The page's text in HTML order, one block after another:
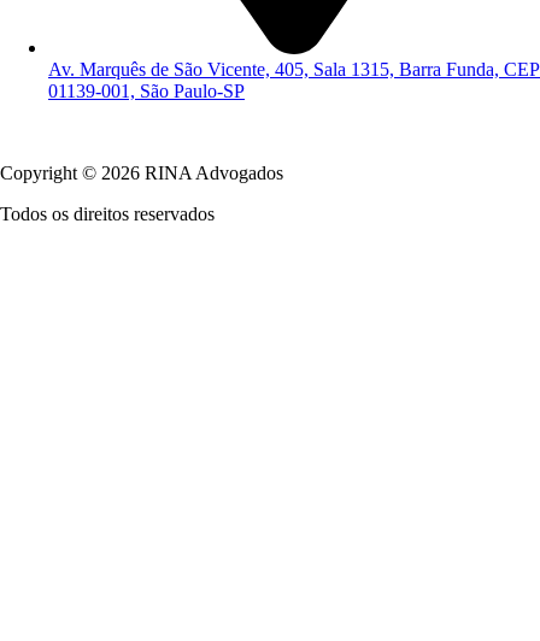
Av. Marquês de São Vicente, 405, Sala 1315, Barra Funda, CEP
01139-001, São Paulo-SP
Copyright © 2026 RINA Advogados
Todos os direitos reservados